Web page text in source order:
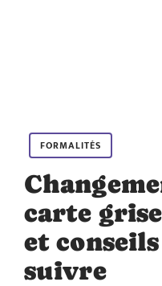
FORMALITÉS
carte
et
suivre